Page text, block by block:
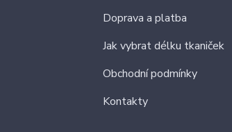
Doprava a platba
Jak vybrat délku tkaniček
Obchodní podmínky
Kontakty